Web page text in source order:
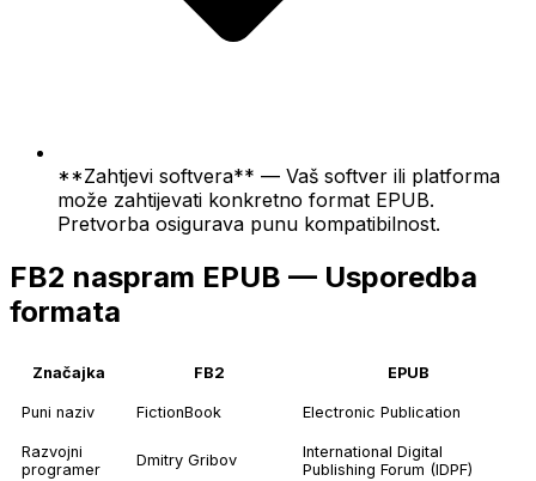
**Zahtjevi softvera** — Vaš softver ili platforma
može zahtijevati konkretno format EPUB.
Pretvorba osigurava punu kompatibilnost.
FB2 naspram EPUB — Usporedba
formata
Značajka FB2 EPUB
Puni naziv FictionBook Electronic Publication
Razvojni
programer
Dmitry Gribov
International Digital
Publishing Forum (IDPF)